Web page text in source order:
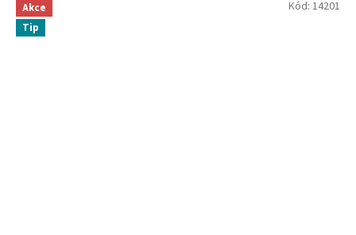
Akce
Tip
Kód: 14201